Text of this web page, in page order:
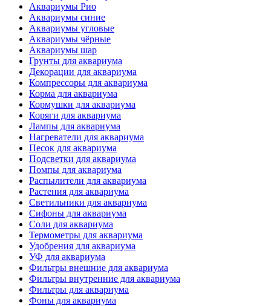
Аквариумы Рио
Аквариумы синие
Аквариумы угловые
Аквариумы чёрные
Аквариумы шар
Грунты для аквариума
Декорации для аквариума
Компрессоры для аквариума
Корма для аквариума
Кормушки для аквариума
Коряги для аквариума
Лампы для аквариума
Нагреватели для аквариума
Песок для аквариума
Подсветки для аквариума
Помпы для аквариума
Распылители для аквариума
Растения для аквариума
Светильники для аквариума
Сифоны для аквариума
Соли для аквариума
Термометры для аквариума
Удобрения для аквариума
УФ для аквариума
Фильтры внешние для аквариума
Фильтры внутренние для аквариума
Фильтры для аквариума
Фоны для аквариума